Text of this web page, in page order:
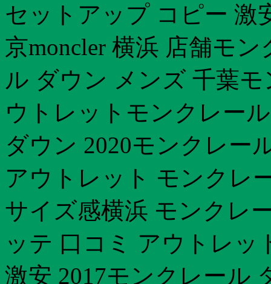
セットアップ コピー 激
京moncler 横浜 店舗モ
ル ダウン メンズ 千葉
ウトレットモンクレー
ダウン 2020モンクレー
アウトレット モンクレ
サイズ感横浜 モンクレ
ッテ 口コミ アウトレ
激安 2017モンクレール